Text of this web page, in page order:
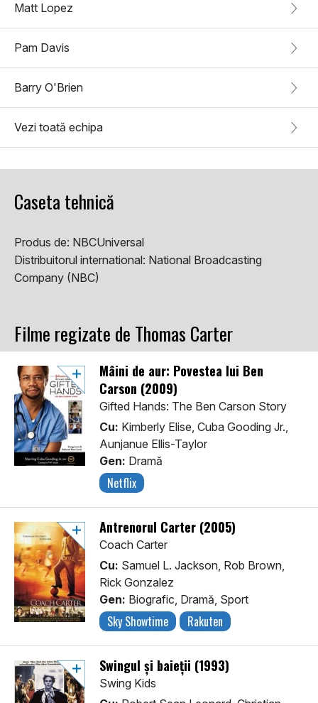
Matt Lopez
Pam Davis
Barry O'Brien
Vezi toată echipa
Caseta tehnică
Produs de: NBCUniversal
Distribuitorul international: National Broadcasting
Company (NBC)
Filme regizate de Thomas Carter
Mâini de aur: Povestea lui Ben
Carson (2009)
Gifted Hands: The Ben Carson Story
Cu: Kimberly Elise, Cuba Gooding Jr.,
Aunjanue Ellis-Taylor
Gen: Dramă
Netflix
Antrenorul Carter (2005)
Coach Carter
Cu: Samuel L. Jackson, Rob Brown,
Rick Gonzalez
Gen: Biografic, Dramă, Sport
Sky Showtime Rakuten
Swingul și baieții (1993)
Swing Kids